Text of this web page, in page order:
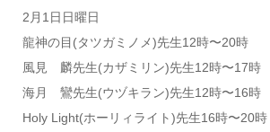
2月1日日曜日
龍神の目(タツガミノメ)先生12時〜20時
風見 麟先生(カザミリン)先生12時〜17時
海月 鸞先生(ウヅキラン)先生12時〜16時
Holy Light(ホーリィライト)先生16時〜20時